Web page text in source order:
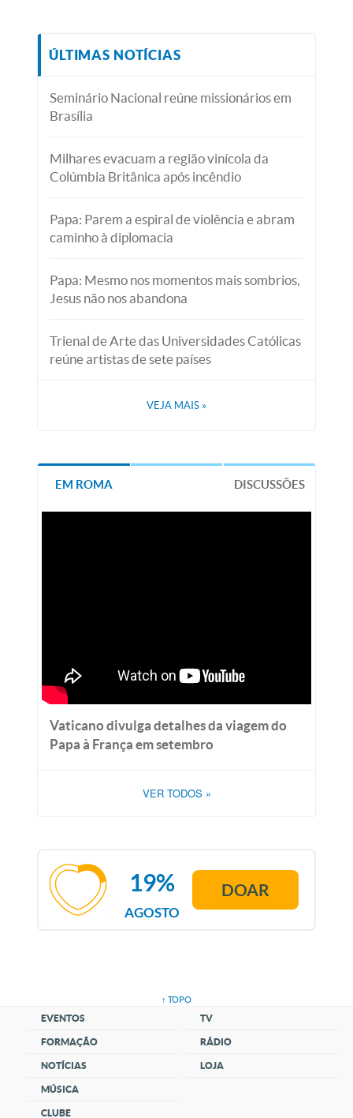
ÚLTIMAS NOTÍCIAS
Seminário Nacional reúne missionários em
Brasília
Milhares evacuam a região vinícola da
Colúmbia Britânica após incêndio
Papa: Parem a espiral de violência e abram
caminho à diplomacia
Papa: Mesmo nos momentos mais sombrios,
Jesus não nos abandona
Trienal de Arte das Universidades Católicas
reúne artistas de sete países
VEJA MAIS »
EM ROMA DISCUSSÕES
Vaticano divulga detalhes da viagem do
Papa à França em setembro
VER TODOS »
AGOSTO
19% DOAR
↑ TOPO
EVENTOS
FORMAÇÃO
NOTÍCIAS
MÚSICA
CLUBE
TV
RÁDIO
LOJA